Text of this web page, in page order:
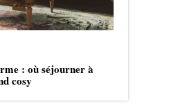
: où séjourner à
cosy